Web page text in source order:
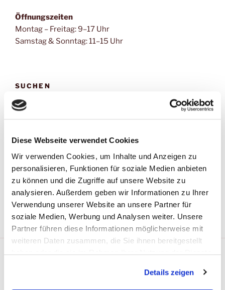
Diese Webseite verwendet Cookies
Wir verwenden Cookies, um Inhalte und Anzeigen zu
personalisieren, Funktionen für soziale Medien anbieten
zu können und die Zugriffe auf unsere Website zu
analysieren. Außerdem geben wir Informationen zu Ihrer
Verwendung unserer Website an unsere Partner für
soziale Medien, Werbung und Analysen weiter. Unsere
Partner führen diese Informationen möglicherweise mit
weiteren Daten zusammen, die Sie ihnen bereitgestellt
haben oder die sie im Rahmen Ihrer Nutzung der Dienste
Details zeigen
Öffnungszeiten
Montag – Freitag: 9–17 Uhr
Samstag & Sonntag: 11–15 Uhr
SUCHEN
Suchen
nach:
Hier wäre ein guter Platz, um dich und deine Website
vorzustellen oder weitere Informationen anzugeben.